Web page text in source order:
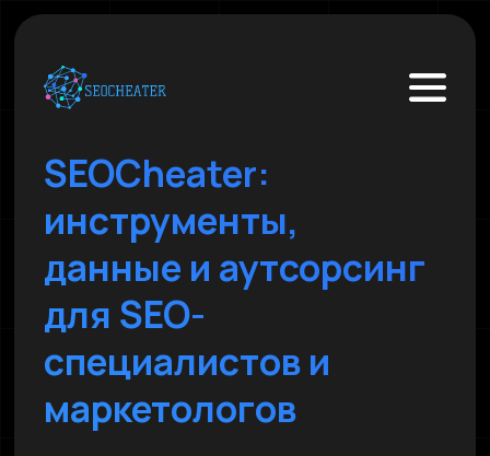
SEOCheater:
инструменты,
данные и аутсорсинг
для SEO-
специалистов и
маркетологов